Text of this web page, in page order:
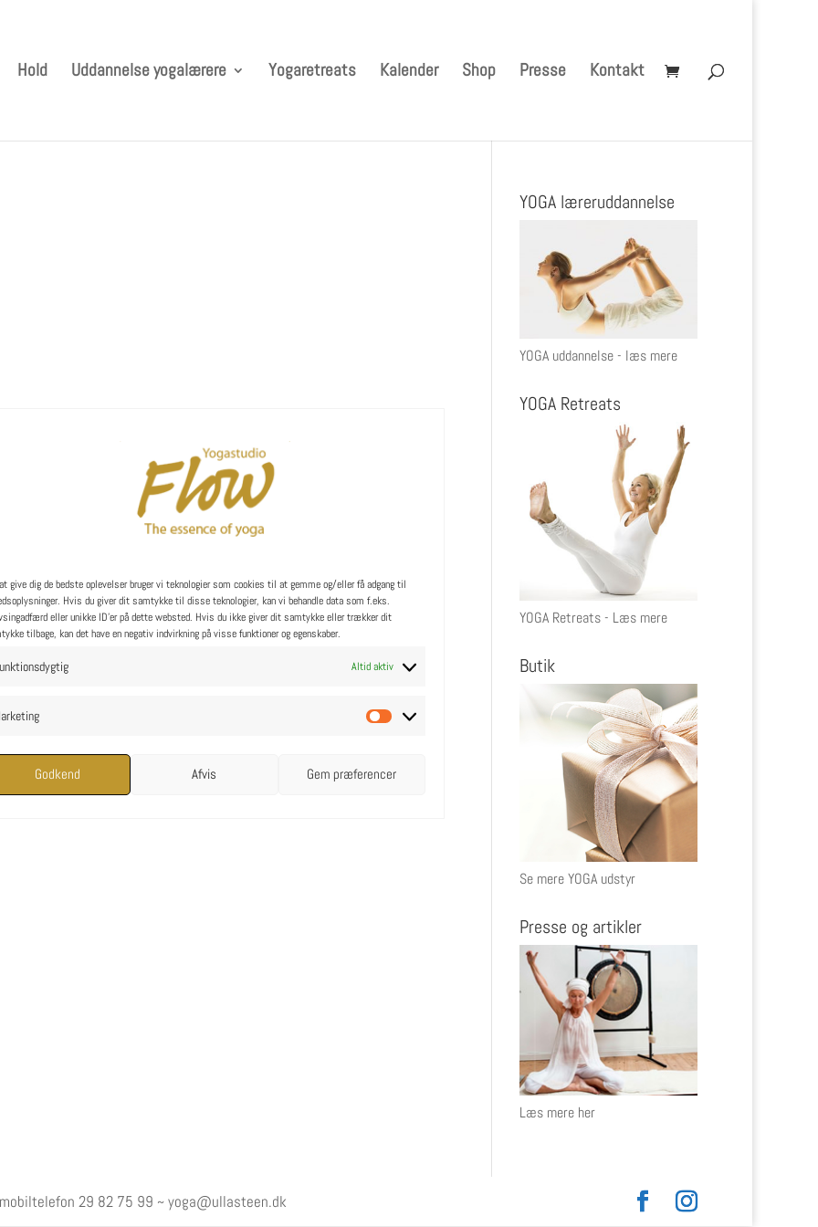
give dig de bedste oplevelser bruger vi teknologier som cookies til at gemme og/eller få adgang til
Hvis du giver dit samtykke til disse teknologier, kan vi behandle data som f.eks.
eller unikke ID'er på dette websted. Hvis du ikke giver dit samtykke eller trækker dit
tilbage, kan det have en negativ indvirkning på visse funktioner og egenskaber.
Altid aktiv
Marketing
Godkend Afvis Gem præferencer
Hold Uddannelse yogalærere Yogaretreats Kalender Shop Presse Kontakt
Ingen resultater fundet.
NæsteBegivenheder
Abonner på kalender
YOGA læreruddannelse
YOGA uddannelse - læs mere
YOGA Retreats
YOGA Retreats - Læs mere
Butik
Se mere YOGA udstyr
Presse og artikler
Læs mere her
29 82 75 99 ~yoga@ullasteen.dk